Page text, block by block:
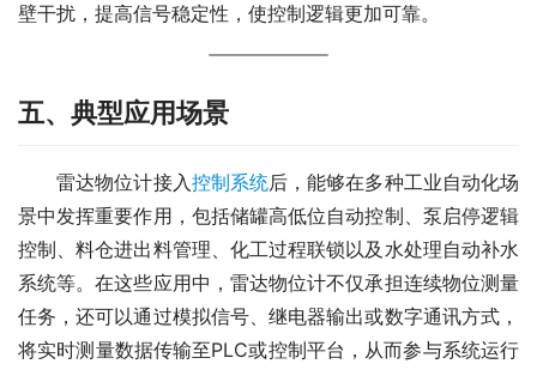
壁干扰，提高信号稳定性，使控制逻辑更加可靠。
五、典型应用场景
雷达物位计接入控制系统后，能够在多种工业自动化场
景中发挥重要作用，包括储罐高低位自动控制、泵启停逻辑
控制、料仓进出料管理、化工过程联锁以及水处理自动补水
系统等。在这些应用中，雷达物位计不仅承担连续物位测量
任务，还可以通过模拟信号、继电器输出或数字通讯方式，
将实时测量数据传输至PLC或控制平台，从而参与系统运行